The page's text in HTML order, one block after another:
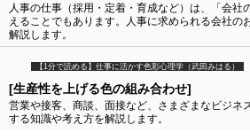
人事の仕事（採用・定着・育成など）は、「会社
えることでもあります。人事に求められる会社の
解説します。
【1分で読める】仕事に活かす色彩心理学（武田みはる）
[生産性を上げる色の組み合わせ]
営業や接客、商談、面接など、さまざまなビジネ
する知識や考え方を解説します。